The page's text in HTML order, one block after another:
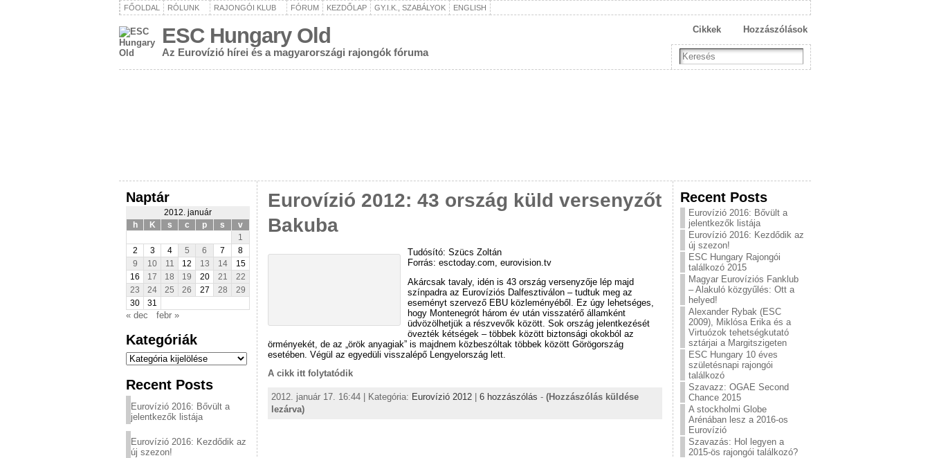
FŐOLDAL RÓLUNK RAJONGÓI KLUB FÓRUM KEZDŐLAP GY.I.K., SZABÁLYOK ENGLISH
ESC Hungary Old
Az Eurovízió hírei és a magyarországi rajongók fóruma
Hozzászólások
Cikkek
Naptár
2012. január
h
K s c p s
v
1
2
3 4 5 6 7
8
9
10 11 12 13 14
15
16
17 18 19 20 21
22
23
24 25 26 27 28
29
30
31
« dec febr »
Kategóriák
Kategóriák
Recent Posts
Eurovízió 2016: Bővült a
jelentkezők listája
Eurovízió 2016: Kezdődik az
új szezon!
Eurovízió 2012: 43 ország küld versenyzőt
Bakuba
Tudósító: Szücs Zoltán
Forrás: esctoday.com, eurovision.tv
Akárcsak tavaly, idén is 43 ország versenyzője lép majd
színpadra az Eurovíziós Dalfesztiválon – tudtuk meg az
eseményt szervező EBU közleményéből. Ez úgy lehetséges,
hogy Montenegrót három év után visszatérő államként
üdvözölhetjük a részvevők között. Sok ország jelentkezését
övezték kétségek – többek között biztonsági okokból az
örményekét, de az „örök anyagiak” is majdnem közbeszóltak többek között Görögország
esetében. Végül az egyedüli visszalépő Lengyelország lett.
A cikk itt folytatódik
2012. január 17. 16:44 | Kategória: Eurovízió 2012 6 hozzászólás - (Hozzászólás küldése
lezárva)
Recent Posts
Eurovízió 2016: Bővült a
jelentkezők listája
Eurovízió 2016: Kezdődik az
új szezon!
ESC Hungary Rajongói
találkozó 2015
Magyar Eurovíziós Fanklub
– Alakuló közgyűlés: Ott a
helyed!
Alexander Rybak (ESC
2009), Miklósa Erika és a
Virtuózok tehetségkutató
sztárjai a Margitszigeten
ESC Hungary 10 éves
születésnapi rajongói
találkozó
Szavazz: OGAE Second
Chance 2015
A stockholmi Globe
Arénában lesz a 2016-os
Eurovízió
Szavazás: Hol legyen a
2015-ös rajongói találkozó?